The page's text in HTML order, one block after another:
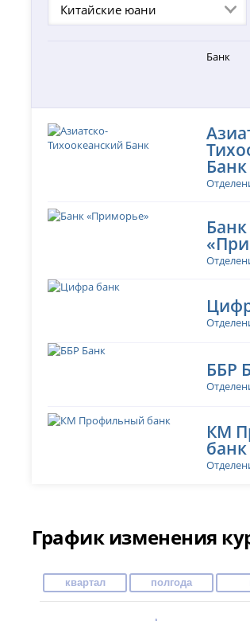
Китайские юани
Банк
Банк
Банк
ББР
КМ
банк
График изменения
квартал полгода